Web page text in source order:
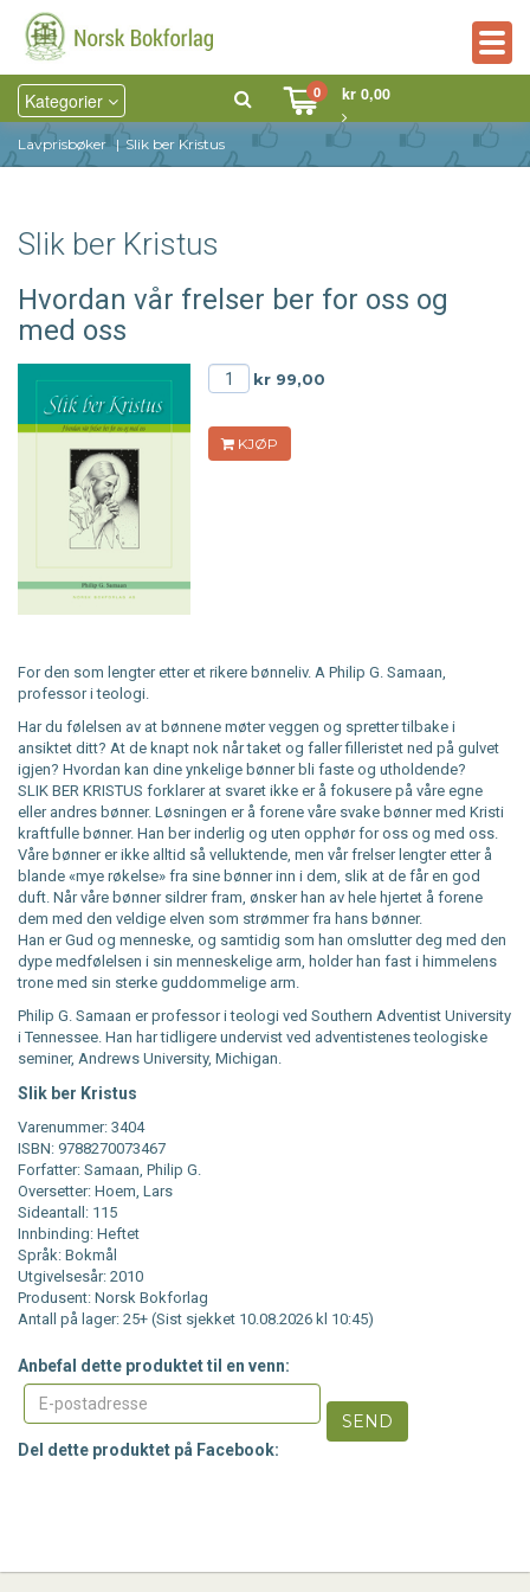
Kategorier
0 kr 0,00
Lavprisbøker Slik ber Kristus
Slik ber Kristus
Hvordan vår frelser ber for oss og
med oss
kr 99,00
KJØP
For den som lengter etter et rikere bønneliv. A Philip G. Samaan,
professor i teologi.
Har du følelsen av at bønnene møter veggen og spretter tilbake i
ansiktet ditt? At de knapt nok når taket og faller filleristet ned på gulvet
igjen? Hvordan kan dine ynkelige bønner bli faste og utholdende?
SLIK BER KRISTUS forklarer at svaret ikke er å fokusere på våre egne
eller andres bønner. Løsningen er å forene våre svake bønner med Kristi
kraftfulle bønner. Han ber inderlig og uten opphør for oss og med oss.
Våre bønner er ikke alltid så velluktende, men vår frelser lengter etter å
blande «mye røkelse» fra sine bønner inn i dem, slik at de får en god
duft. Når våre bønner sildrer fram, ønsker han av hele hjertet å forene
dem med den veldige elven som strømmer fra hans bønner.
Han er Gud og menneske, og samtidig som han omslutter deg med den
dype medfølelsen i sin menneskelige arm, holder han fast i himmelens
trone med sin sterke guddommelige arm.
Philip G. Samaan er professor i teologi ved Southern Adventist University
i Tennessee. Han har tidligere undervist ved adventistenes teologiske
seminer, Andrews University, Michigan.
Slik ber Kristus
Varenummer: 3404
ISBN: 9788270073467
Forfatter: Samaan, Philip G.
Oversetter: Hoem, Lars
Sideantall: 115
Innbinding: Heftet
Språk: Bokmål
Utgivelsesår: 2010
Produsent: Norsk Bokforlag
Antall på lager: 25+ (Sist sjekket 10.08.2026 kl 10:45)
Anbefal dette produktet til en venn:
SEND
Del dette produktet på Facebook: